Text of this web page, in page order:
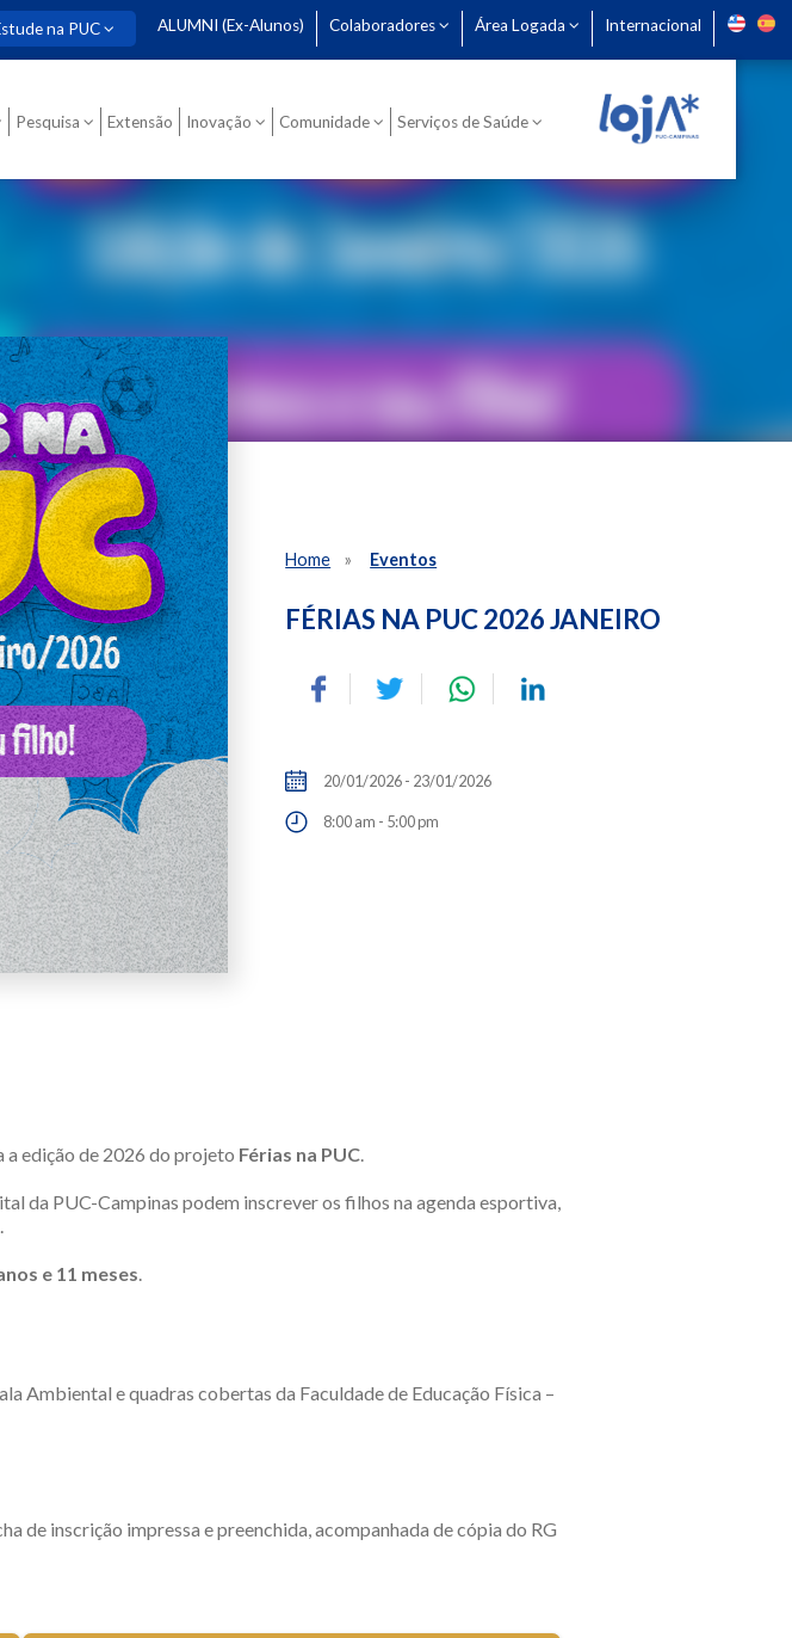
na PUC ALUMNI (Ex-Alunos) Colaboradores Área Logada Internacional
Pesquisa Extensão Inovação Comunidade Serviços de Saúde
Home Eventos
FÉRIAS NA PUC 2026 JANEIRO
20/01/2026 - 23/01/2026
8:00 am - 5:00 pm
a edição de 2026 do projeto Férias na PUC
da PUC-Campinas podem inscrever os filhos na agenda esportiva,
e 11 meses
Ambiental e quadras cobertas da Faculdade de Educação Física –
de inscrição impressa e preenchida, acompanhada de cópia do RG